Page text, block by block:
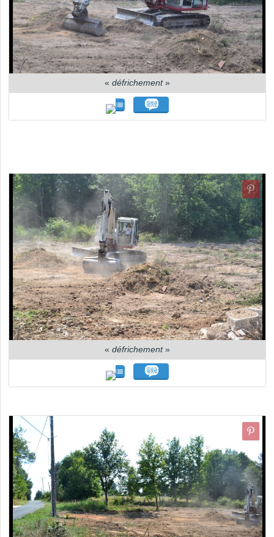
« défrichement»
« défrichement»